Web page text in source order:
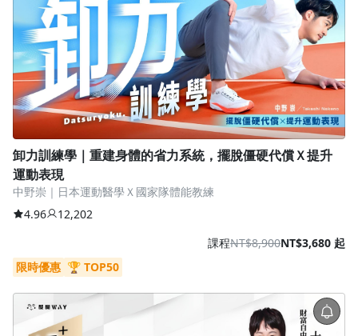
卸力訓練學｜重建身體的省力系統，擺脫僵硬代償Ｘ提升
運動表現
中野崇｜日本運動醫學Ｘ國家隊體能教練
4.96
12,202
課程NT$8,900NT$3,680 起
限時優惠 🏆 TOP50